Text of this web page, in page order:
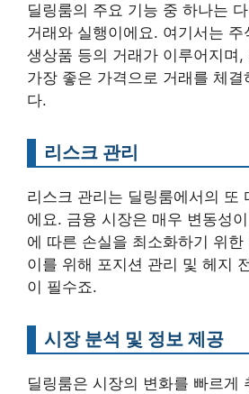
딜링룸의 주요 기능 중 하나는
거래와 실행이에요. 여기서는
생상품 등의 거래가 이루어지며,
가장 좋은 가격으로 거래를 체결
다.
리스크 관리
리스크 관리는 딜링룸에서의 또
에요. 금융 시장은 매우 변동성
에 따른 손실을 최소화하기 위
이를 위해 포지션 관리 및 헤지
이 필수죠.
시장 분석 및 정보 제공
딜링룸은 시장의 변화를 빠르게